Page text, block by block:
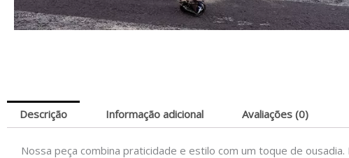
Descrição Informação adicional Avaliações (0)
Nossa peça combina praticidade e estilo com um toque de